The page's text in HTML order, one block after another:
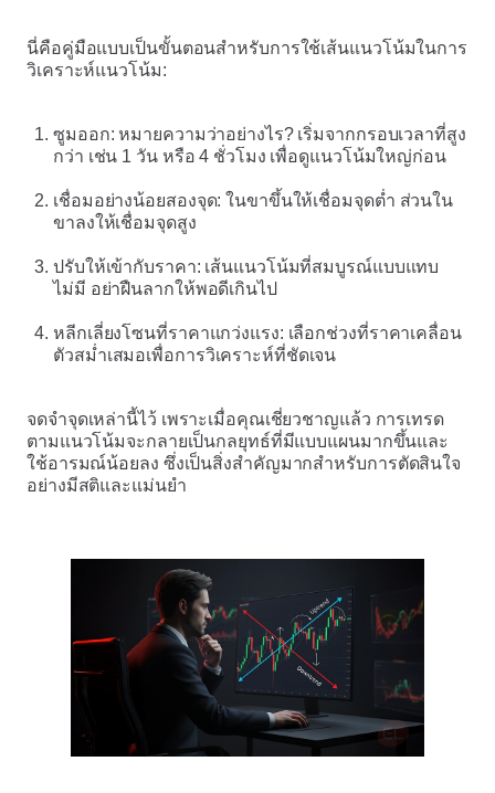
นี่คือคู่มือแบบเป็นขั้นตอนสำหรับการใช้เส้นแนวโน้มในการ
วิเคราะห์แนวโน้ม:
ซูมออก: หมายความว่าอย่างไร? เริ่มจากกรอบเวลาที่สูง
กว่า เช่น 1 วัน หรือ 4 ชั่วโมง เพื่อดูแนวโน้มใหญ่ก่อน
เชื่อมอย่างน้อยสองจุด: ในขาขึ้นให้เชื่อมจุดต่ำ ส่วนใน
ขาลงให้เชื่อมจุดสูง
ปรับให้เข้ากับราคา: เส้นแนวโน้มที่สมบูรณ์แบบแทบ
ไม่มี อย่าฝืนลากให้พอดีเกินไป
หลีกเลี่ยงโซนที่ราคาแกว่งแรง: เลือกช่วงที่ราคาเคลื่อน
ตัวสม่ำเสมอเพื่อการวิเคราะห์ที่ชัดเจน
จดจำจุดเหล่านี้ไว้ เพราะเมื่อคุณเชี่ยวชาญแล้ว การเทรด
ตามแนวโน้มจะกลายเป็นกลยุทธ์ที่มีแบบแผนมากขึ้นและ
ใช้อารมณ์น้อยลง ซึ่งเป็นสิ่งสำคัญมากสำหรับการตัดสินใจ
อย่างมีสติและแม่นยำ